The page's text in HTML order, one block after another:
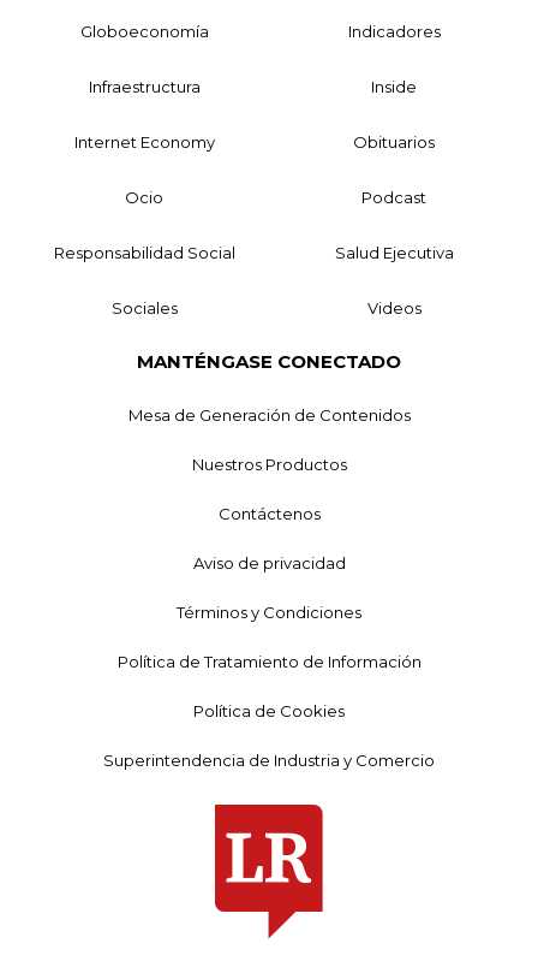
Globoeconomía Indicadores
Infraestructura Inside
Internet Economy Obituarios
Ocio Podcast
Responsabilidad Social Salud Ejecutiva
Sociales Videos
MANTÉNGASE CONECTADO
Mesa de Generación de Contenidos
Nuestros Productos
Contáctenos
Aviso de privacidad
Términos y Condiciones
Política de Tratamiento de Información
Política de Cookies
Superintendencia de Industria y Comercio